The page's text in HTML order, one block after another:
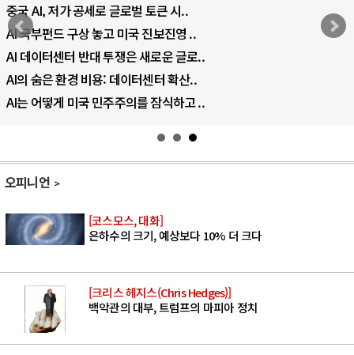
중국 AI, 저가 공세로 글로벌 토큰 시..
AI 국부펀드 구상 놓고 미국 진보진영 ..
AI 데이터센터 반대 투쟁은 새로운 글로..
AI의 숨은 환경 비용: 데이터센터 확산..
AI는 어떻게 미국 민주주의를 잠식하고 ..
오피니언
[코스모스, 대화]
은하수의 크기, 예상보다 10% 더 크다
[크리스 헤지스(Chris Hedges)]
백악관의 대부, 트럼프의 마피아 정치